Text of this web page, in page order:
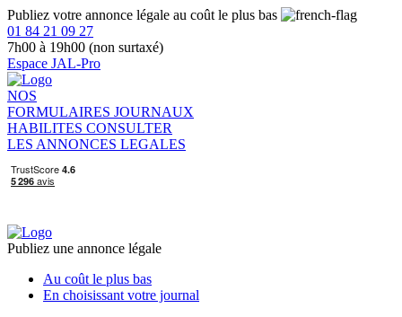
Publiez votre annonce légale au coût le plus bas
01 84 21 09 27
7h00 à 19h00 (non surtaxé)
Espace JAL-Pro
NOS
FORMULAIRES JOURNAUX
HABILITES CONSULTER
LES ANNONCES LEGALES
Publiez une annonce légale
Au coût le plus bas
En choisissant votre journal